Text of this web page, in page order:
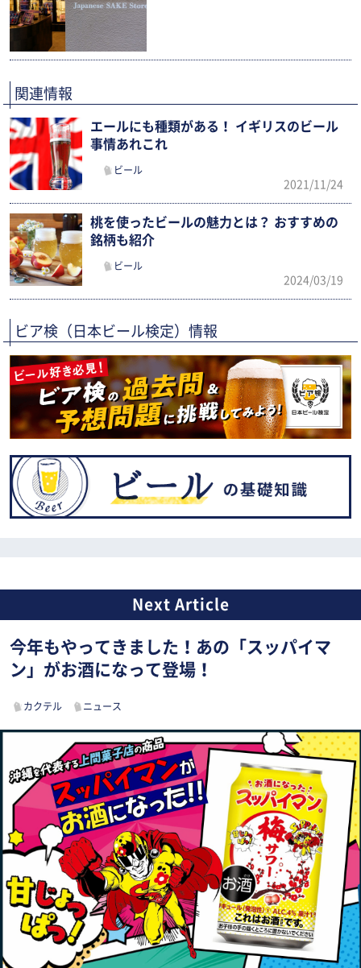
関連情報
エールにも種類がある！ イギリスのビール
事情あれこれ
ビール
2021/11/24
桃を使ったビールの魅力とは？ おすすめの
銘柄も紹介
ビール
2024/03/19
ビア検（日本ビール検定）情報
今年もやってきました！あの「スッパイマ
ン」がお酒になって登場！
カクテル ニュース